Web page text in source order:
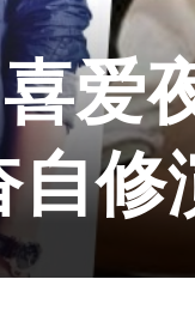
爱
修